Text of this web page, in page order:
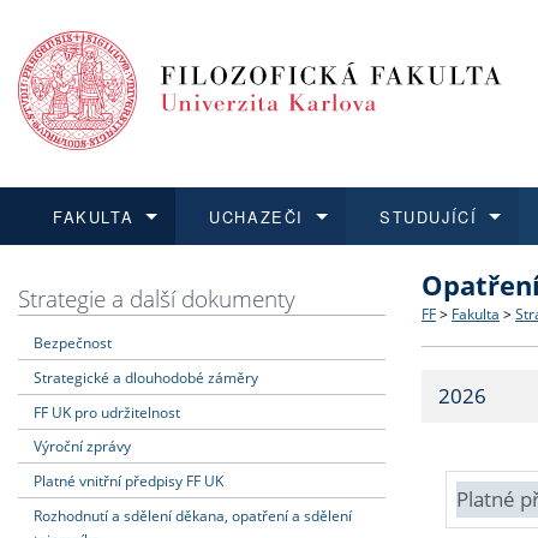
FAKULTA
Dozvědět se více
Struktura
Strategie
Fakultní
UCHAZEČI
Podat přihlášku
Co
Učitelské
STUDUJÍCÍ
Dozvědět se více
Dozvědět se více
O vědě a
Dozvědět se více
Aktuální
Strategie a další dokumenty
Bezpečnost
Strategické a dlouhodobé záměry
FF UK pro udržitelnost
Výroční zprávy
Platné vnitřní předpisy FF UK
Rozhodnutí a sdělení děkana, opatření a sdělení
FF > Fakulta >
2026
Platné